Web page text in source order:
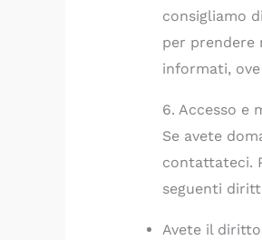
consigliamo
per prendere
informati,
6. Accesso e
Se avete
contattateci.
seguenti
Avete il